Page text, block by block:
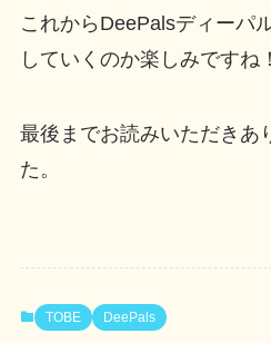
これからDeePalsディーパ
していくのか楽しみですね！
最後までお読みいただきあ
た。
TOBE DeePals